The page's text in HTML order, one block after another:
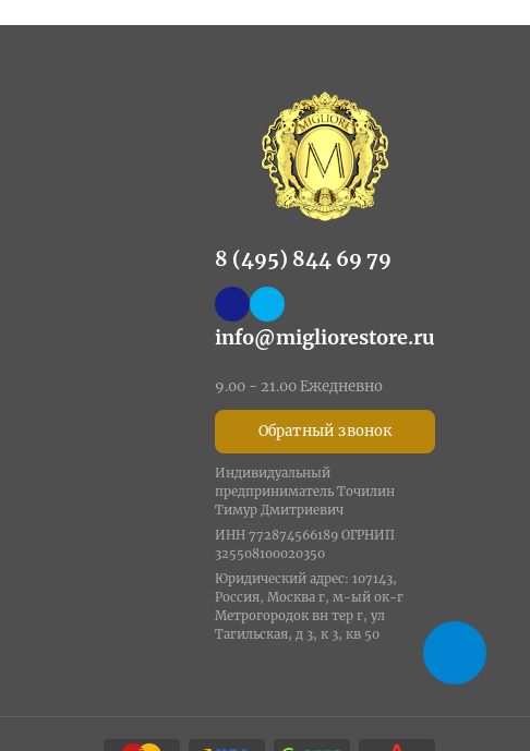
8 (495) 844 69 79
info@migliorestore.ru
9.00 - 21.00 Ежедневно
Обратный звонок
Индивидуальный
предприниматель Точилин
Тимур Дмитриевич
ИНН 772874566189 ОГРНИП
325508100020350
Юридический адрес: 107143,
Россия, Москва г, м-ый ок-г
Метрогородок вн тер г, ул
Тагильская, д 3, к 3, кв 50